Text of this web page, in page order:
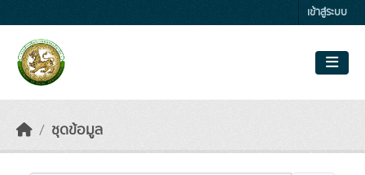
เข้าสู่ระบบ
ชุดข้อมูล